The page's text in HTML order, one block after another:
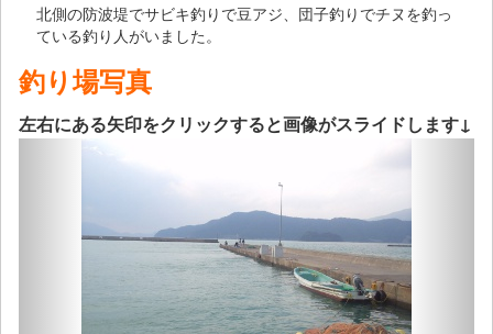
北側の防波堤でサビキ釣りで豆アジ、団子釣りでチヌを釣っ
ている釣り人がいました。
釣り場写真
左右にある矢印をクリックすると画像がスライドします↓
Previous